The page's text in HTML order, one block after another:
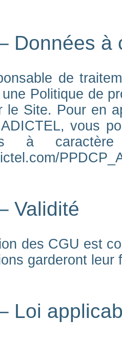
Données à
de
Politique de
le Site. Pour en
vous
à caractère
Validité
des CGU est
garderont leur
Loi